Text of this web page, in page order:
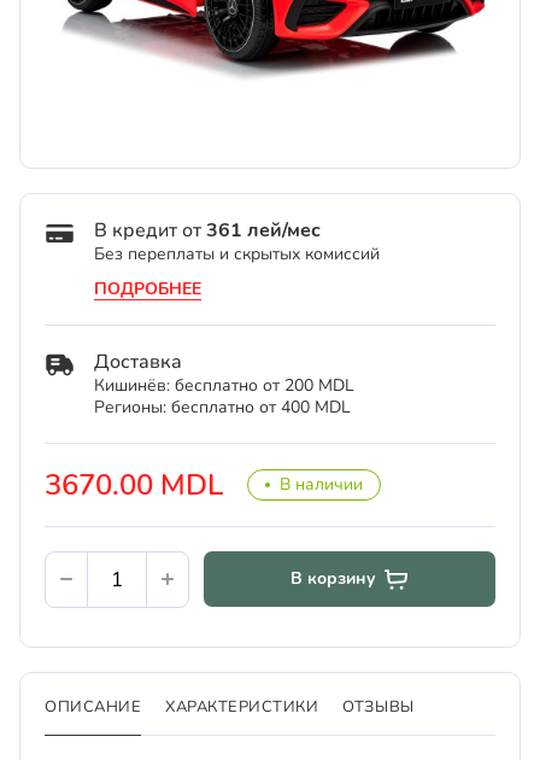
3670.00 MDL В наличии
В кредит от361 лей/мес
Без переплаты и скрытых комиссий
ПОДРОБНЕЕ
Доставка
Кишинёв: бесплатно от 200 MDL
Регионы: бесплатно от 400 MDL
В корзину
ОПИСАНИЕ ХАРАКТЕРИСТИКИ ОТЗЫВЫ